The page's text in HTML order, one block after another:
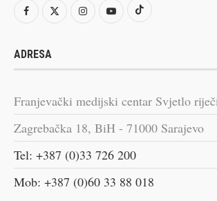
ADRESA
Franjevački medijski centar Svjetlo
Zagrebačka 18, BiH - 71000 Sarajevo
Tel: +387 (0)33 726 200
Mob: +387 (0)60 33 88 018